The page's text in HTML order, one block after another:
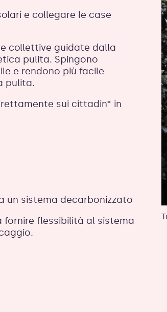
e collegare le case
collettive guidate dalla
pulita. Spingono
e rendono più facile
pulita.
sui cittadin* in
un sistema decarbonizzato
fornire flessibilità al sistema